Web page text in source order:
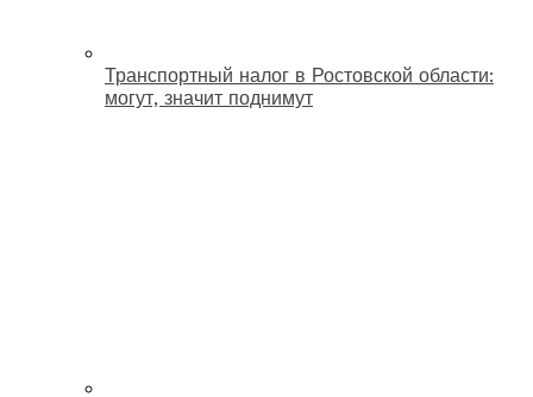
Транспортный налог в Ростовской области:
могут, значит поднимут